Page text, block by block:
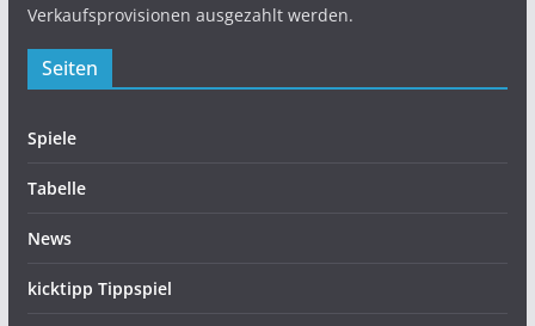
Verkaufsprovisionen ausgezahlt werden.
Seiten
Spiele
Tabelle
News
kicktipp Tippspiel